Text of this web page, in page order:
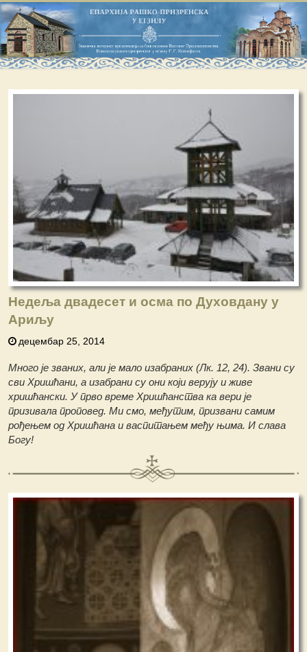
Недеља двадесет и осма по Духовдану у
Ариљу
децембар 25, 2014
Много је званих, али је мало изабраних (Лк. 12, 24). Звани су
сви Хришћани, а изабрани су они који верују и живе
хришћански. У прво време Хришћанства ка вери је
призивала проповед. Ми смо, међутим, призвани самим
рођењем од Хришћана и васпитањем међу њима. И слава
Богу!